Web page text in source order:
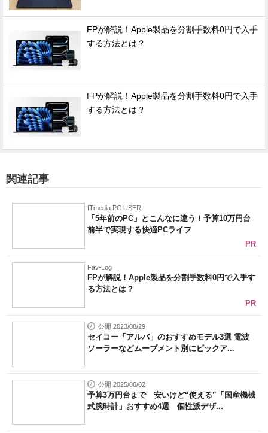
FPが解説！Apple製品を分割手数料0円で入手
する方法とは？
FPが解説！Apple製品を分割手数料0円で入手
する方法とは？
関連記事
ITmedia PC USER
「5年前のPC」とこんなに違う！予算10万円台
前半で実現する快適PCライフ
PR
Fav-Log
FPが解説！Apple製品を分割手数料0円で入手す
る方法とは？
PR
公開 2023/08/29
セイコー「アルバ」のおすすめモデル3選 電波
ソーラーなどムーブメント別にピックア...
公開 2025/06/02
予算3万円台まで 安いけど“使える”「国産機械
式腕時計」おすすめ4選 個性派デザ...